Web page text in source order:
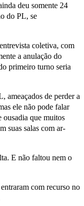
deu somente 24
do PL, se
coletiva, com
a anulação do
primeiro turno seria
ameaçados de perder a
ele não pode falar
ousadia que muitos
suas salas com ar-
E não faltou nem o
com recurso no